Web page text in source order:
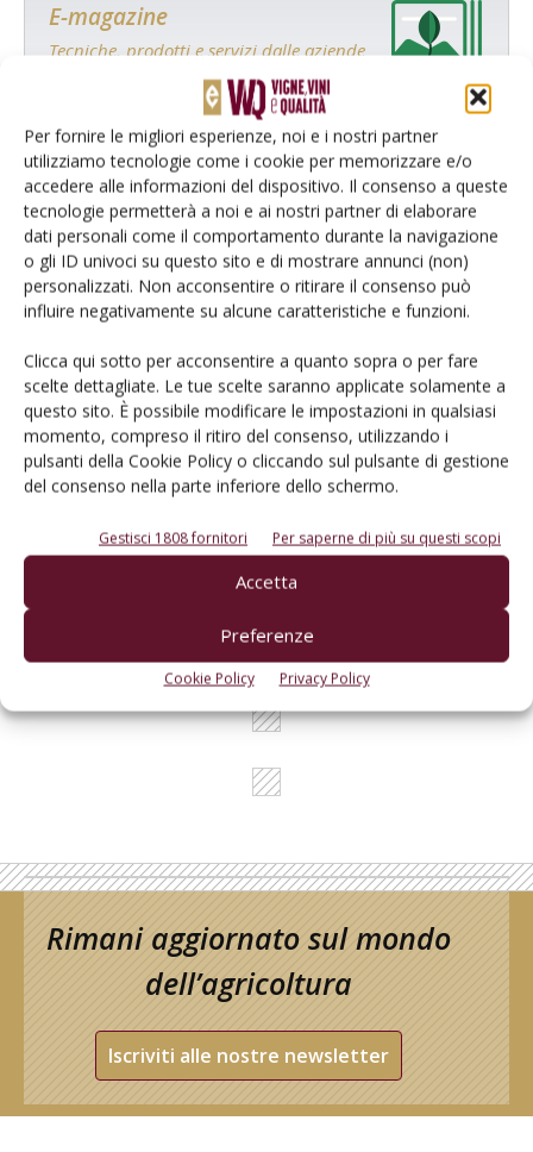
Per fornire le migliori esperienze, noi e i nostri partner
utilizziamo tecnologie come i cookie per memorizzare e/o
accedere alle informazioni del dispositivo. Il consenso a queste
tecnologie permetterà a noi e ai nostri partner di elaborare
dati personali come il comportamento durante la navigazione
o gli ID univoci su questo sito e di mostrare annunci (non)
personalizzati. Non acconsentire o ritirare il consenso può
influire negativamente su alcune caratteristiche e funzioni.
Clicca qui sotto per acconsentire a quanto sopra o per fare
scelte dettagliate. Le tue scelte saranno applicate solamente a
questo sito. È possibile modificare le impostazioni in qualsiasi
momento, compreso il ritiro del consenso, utilizzando i
pulsanti della Cookie Policy o cliccando sul pulsante di gestione
del consenso nella parte inferiore dello schermo.
Gestisci 1808 fornitori Per saperne di più su questi scopi
Accetta
Preferenze
Cookie Policy Privacy Policy
E-magazine
Tecniche, prodotti e servizi dalle aziende
Catalogo Aziende e Prodotti
Un modo semplice per cercare un'azienda o un
Cerca adesso
L'Esperto risponde
I consigli di Terra e Vita agli agricoltori
Rimani aggiornato sul mondo
dell’agricoltura
Iscriviti alle nostre newsletter